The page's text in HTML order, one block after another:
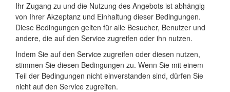
Ihr Zugang zu und die Nutzung des Angebots ist abhängig
von Ihrer Akzeptanz und Einhaltung dieser Bedingungen.
Diese Bedingungen gelten für alle Besucher, Benutzer und
andere, die auf den Service zugreifen oder ihn nutzen.
Indem Sie auf den Service zugreifen oder diesen nutzen,
stimmen Sie diesen Bedingungen zu. Wenn Sie mit einem
Teil der Bedingungen nicht einverstanden sind, dürfen Sie
nicht auf den Service zugreifen.